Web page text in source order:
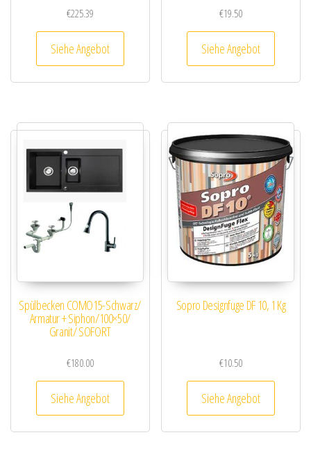
€225.39
Siehe Angebot
€19.50
Siehe Angebot
Spülbecken COMO15-Schwarz/
Armatur + Siphon/100×50/
Granit/ SOFORT
€180.00
Siehe Angebot
Sopro Designfuge DF 10, 1 Kg
€10.50
Siehe Angebot